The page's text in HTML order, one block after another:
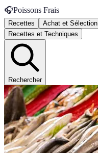
🎧Poissons Frais
Recettes Achat et Sélection
Recettes et Techniques
Rechercher